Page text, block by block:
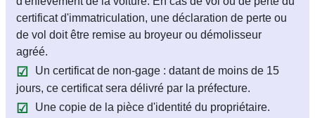
certificat d'immatriculation, une déclaration de perte ou
de vol doit être remise au broyeur ou démolisseur
agréé.
Un certificat de non-gage : datant de moins de 15
jours, ce certificat sera délivré par la préfecture.
Une copie de la pièce d'identité du propriétaire.